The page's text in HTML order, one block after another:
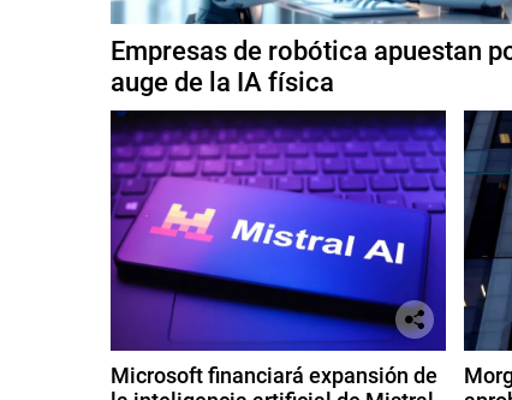
Empresas de robótica apuestan
auge de la IA física
Microsoft financiará expansión de